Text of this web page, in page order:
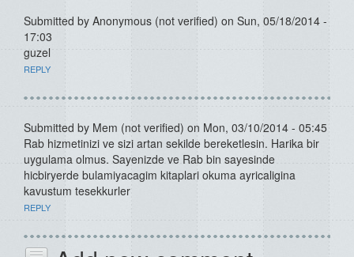
Submitted by Anonymous (not verified) on Sun, 05/18/2014 -
17:03
guzel
REPLY
Submitted by Mem (not verified) on Mon, 03/10/2014 - 05:45
Rab hizmetinizi ve sizi artan sekilde bereketlesin. Harika bir
uygulama olmus. Sayenizde ve Rab bin sayesinde
hicbiryerde bulamiyacagim kitaplari okuma ayricaligina
kavustum tesekkurler
REPLY